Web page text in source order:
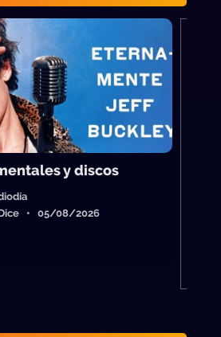
y discos
• 05/08/2026